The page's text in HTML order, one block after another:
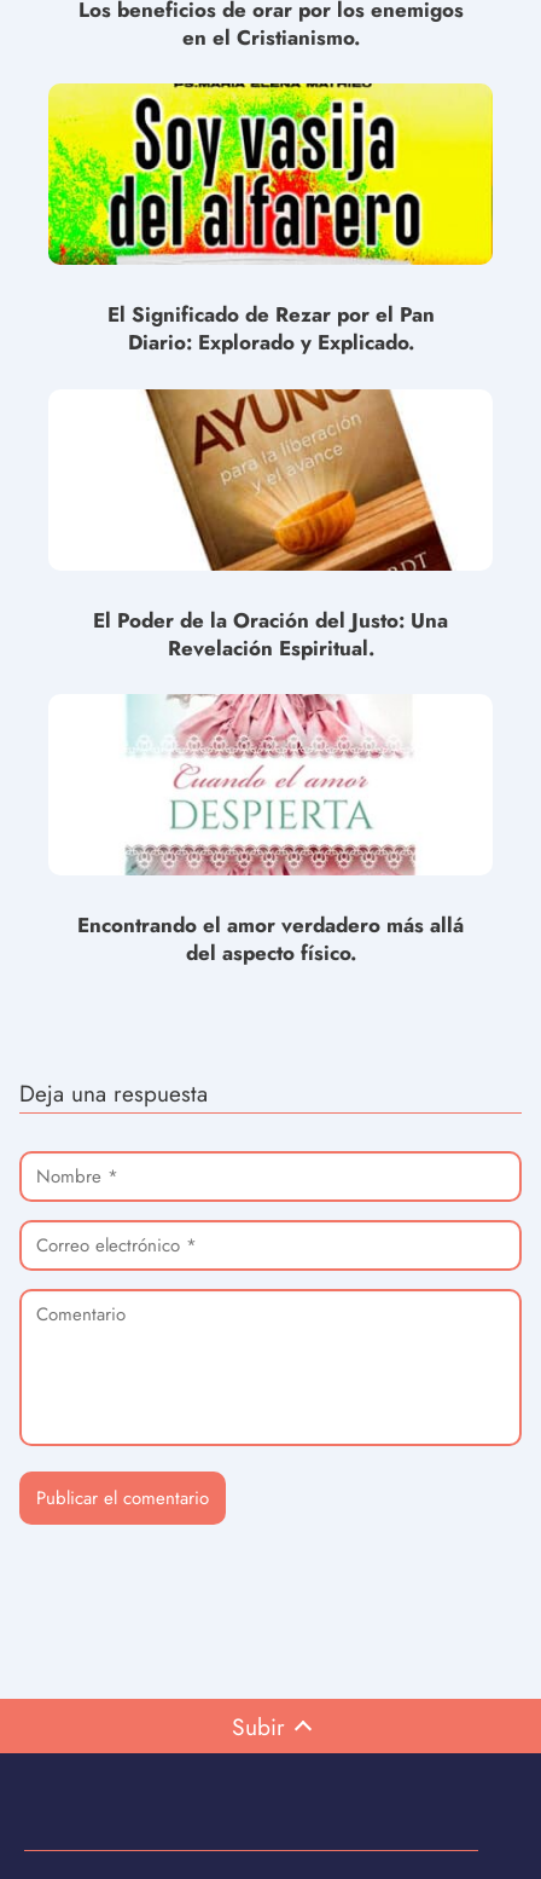
Los beneficios de orar por los enemigos
en el Cristianismo.
El Significado de Rezar por el Pan
Diario: Explorado y Explicado.
El Poder de la Oración del Justo: Una
Revelación Espiritual.
Encontrando el amor verdadero más allá
del aspecto físico.
Deja una respuesta
Subir